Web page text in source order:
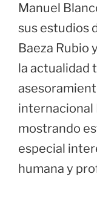
Manuel
sus estudios
Baeza Rubio
la actualidad
internacional
mostrando
especial
humana y